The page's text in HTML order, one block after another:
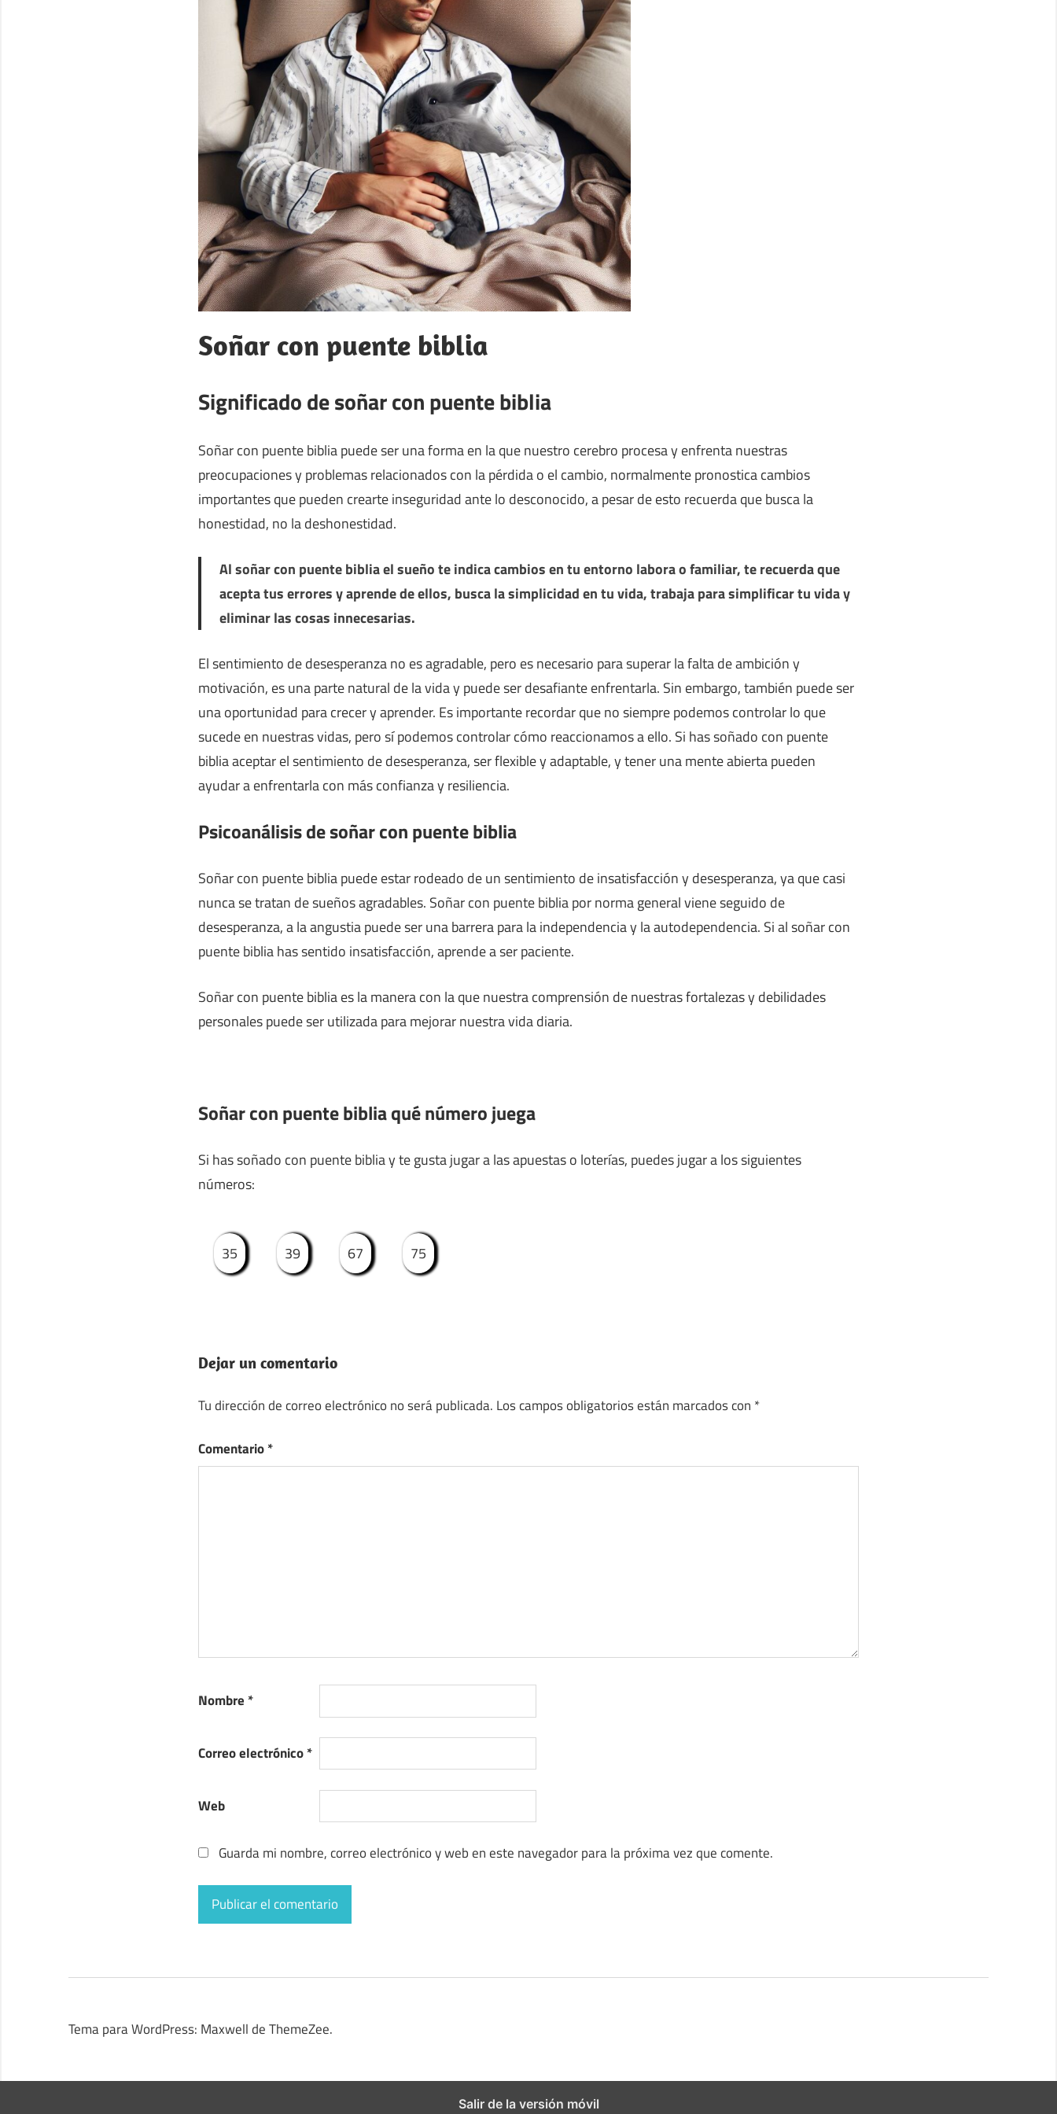
Soñar con puente biblia
Significado de soñar con puente biblia
Soñar con puente biblia puede ser una forma en la que nuestro cerebro procesa y enfrenta nuestras
preocupaciones y problemas relacionados con la pérdida o el cambio, normalmente pronostica cambios
importantes que pueden crearte inseguridad ante lo desconocido, a pesar de esto recuerda que busca la
honestidad, no la deshonestidad.
Al soñar con puente biblia el sueño te indica cambios en tu entorno labora o familiar, te recuerda que
acepta tus errores y aprende de ellos, busca la simplicidad en tu vida, trabaja para simplificar tu vida y
eliminar las cosas innecesarias.
El sentimiento de desesperanza no es agradable, pero es necesario para superar la falta de ambición y
motivación, es una parte natural de la vida y puede ser desafiante enfrentarla. Sin embargo, también puede ser
una oportunidad para crecer y aprender. Es importante recordar que no siempre podemos controlar lo que
sucede en nuestras vidas, pero sí podemos controlar cómo reaccionamos a ello. Si has soñado con puente
biblia aceptar el sentimiento de desesperanza, ser flexible y adaptable, y tener una mente abierta pueden
ayudar a enfrentarla con más confianza y resiliencia.
Psicoanálisis de soñar con puente biblia
Soñar con puente biblia puede estar rodeado de un sentimiento de insatisfacción y desesperanza, ya que casi
nunca se tratan de sueños agradables. Soñar con puente biblia por norma general viene seguido de
desesperanza, a la angustia puede ser una barrera para la independencia y la autodependencia. Si al soñar con
puente biblia has sentido insatisfacción, aprende a ser paciente.
Soñar con puente biblia es la manera con la que nuestra comprensión de nuestras fortalezas y debilidades
personales puede ser utilizada para mejorar nuestra vida diaria.
Soñar con puente biblia qué número juega
Si has soñado con puente biblia y te gusta jugar a las apuestas o loterías, puedes jugar a los siguientes
números:
35 39 67 75
Dejar un comentario
Tu dirección de correo electrónico no será publicada. Los campos obligatorios están marcados con *
Comentario*
Nombre *
Correo electrónico*
Web
Guarda mi nombre, correo electrónico y web en este navegador para la próxima vez que comente.
Tema para WordPress: Maxwell de ThemeZee.
Salir de la versión móvil